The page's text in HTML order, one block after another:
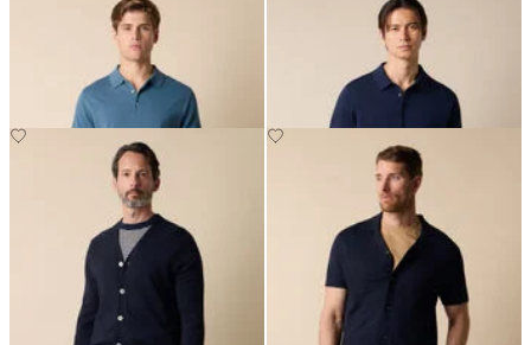
Polo en Maille de Coton Makò Polo en Maille de Coton Makò